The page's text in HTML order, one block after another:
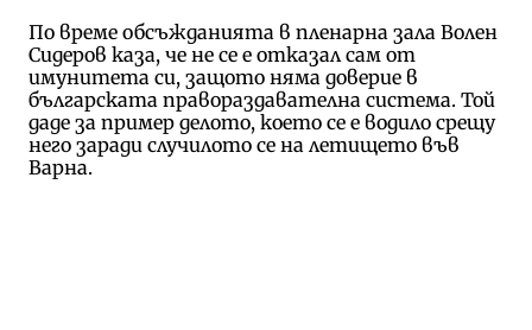
По време обсъжданията в пленарна зала Волен
Сидеров каза, че не се е отказал сам от
имунитета си, защото няма доверие в
българската правораздавателна система. Той
даде за пример делото, което се е водило срещу
него заради случилото се на летището във
Варна.